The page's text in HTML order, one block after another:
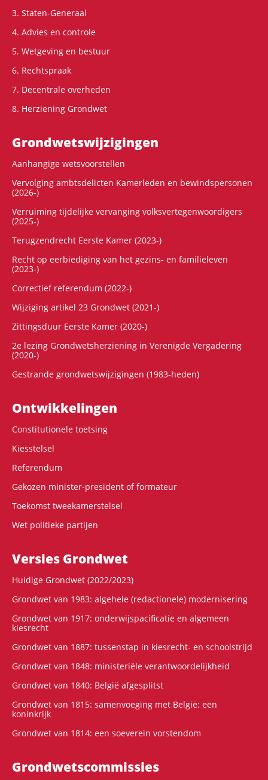
3. Staten-Generaal
4. Advies en controle
5. Wetgeving en bestuur
6. Rechtspraak
7. Decentrale overheden
8. Herziening Grondwet
Grondwets­wijzigingen
Aanhangige wetsvoorstellen
Vervolging ambtsdelicten Kamerleden en bewindspersonen
(2026-)
Verruiming tijdelijke vervanging volksvertegenwoordigers
(2025-)
Terugzendrecht Eerste Kamer (2023-)
Recht op eerbiediging van het gezins- en familieleven
(2023-)
Correctief referendum (2022-)
Wijziging artikel 23 Grondwet (2021-)
Zittingsduur Eerste Kamer (2020-)
2e lezing Grondwetsherziening in Verenigde Vergadering
(2020-)
Gestrande grondwetswijzigingen (1983-heden)
Ontwikke­lingen
Constitutionele toetsing
Kiesstelsel
Referendum
Gekozen minister-president of formateur
Toekomst tweekamerstelsel
Wet politieke partijen
Versies Grondwet
Huidige Grondwet (2022/2023)
Grondwet van 1983: algehele (redactionele) modernisering
Grondwet van 1917: onderwijspacificatie en algemeen
kiesrecht
Grondwet van 1887: tussenstap in kiesrecht- en schoolstrijd
Grondwet van 1848: ministeriële verantwoordelijkheid
Grondwet van 1840: België afgesplitst
Grondwet van 1815: samenvoeging met België: een
koninkrijk
Grondwet van 1814: een soeverein vorstendom
Grondwets­commissies